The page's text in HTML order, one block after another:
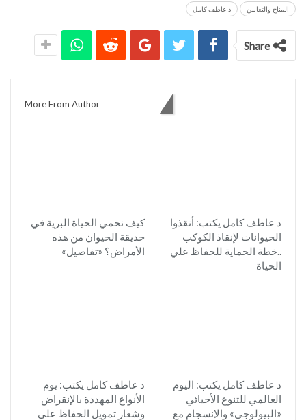
المناخ والثعابين د عاطف كامل
Share
More From Author
د عاطف كامل يكتب: أنقذوا
الحيوانات لإنقاذ الكوكب
..خطة الحماية للحفاظ علي
الحياة
كيف نحمي الحياة البرية في
حديقة الحيوان من هذه
الأمراض؟ «تفاصيل»
د عاطف كامل يكتب: اليوم
العالمي للتنوع الأحيائي
«البيولوجى» والإنسجام مع
د عاطف كامل يكتب: يوم
الأنواع المهددة بالإنقراض
وشعار تمويل الحفاظ على